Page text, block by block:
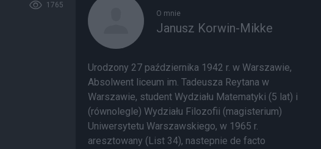
1765
O mnie
Janusz Korwin-Mikke
Urodzony 27 października 1942 r. w Warszawie,
Absolwent liceum im. Tadeusza Reytana w
Warszawie, student Wydziału Matematyki (5 lat) i
(równolegle) Wydziału Filozofii (magisterium)
Uniwersytetu Warszawskiego, w 1965 r.
aresztowany (List 34), nastepnie de facto